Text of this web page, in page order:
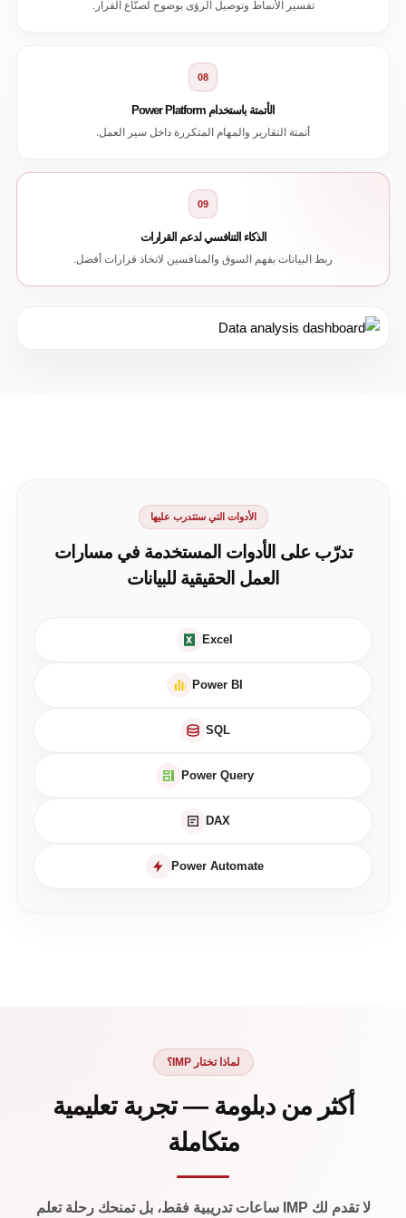
تفسير الأنماط وتوصيل الرؤى بوضوح لصنّاع القرار.
08
الأتمتة باستخدام Power Platform
أتمتة التقارير والمهام المتكررة داخل سير العمل.
09
الذكاء التنافسي لدعم القرارات
ربط البيانات بفهم السوق والمنافسين لاتخاذ قرارات أفضل.
الأدوات التي ستتدرب عليها
تدرّب على الأدوات المستخدمة في مسارات
العمل الحقيقية للبيانات
Excel
Power BI
SQL
Power Query
DAX
Power Automate
لماذا تختار IMP؟
أكثر من دبلومة — تجربة تعليمية
متكاملة
لا تقدم لك IMP ساعات تدريبية فقط، بل تمنحك رحلة تعلم